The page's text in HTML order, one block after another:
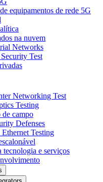
equipamentos de rede 5G
na nuvem
Networks
Test
Networking Test
Testing
de campo
Defenses
Testing
tecnologia e serviços